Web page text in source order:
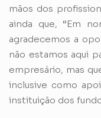
mãos dos
ainda que, “Em
agradecemos a
não estamos aqui
empresário, mas
inclusive como
instituição dos